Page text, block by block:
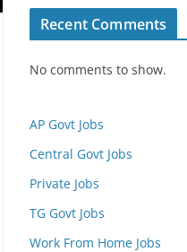
Recent Comments
No comments to show.
AP Govt Jobs
Central Govt Jobs
Private Jobs
TG Govt Jobs
Work From Home Jobs